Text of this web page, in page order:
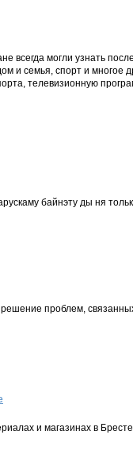
всегда могли узнать
и семья, спорт и многое
телевизионную
байнэту ды ня
проблем,
и магазинах в